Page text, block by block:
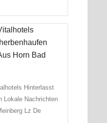
Hinterlasst
Lokale Nachrichten
Lz De